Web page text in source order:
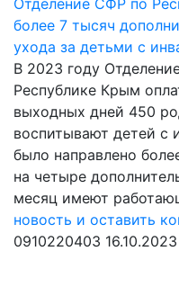
Отделение СФР по
более 7 тысяч
ухода за детьми с
В 2023 году
Республике Крым
выходных дней 450
воспитывают детей с
было направлено
на четыре
месяц имеют
новость и оставить
0910220403 16.10.2023